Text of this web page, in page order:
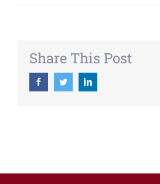
Share This Post
FacebookTwitterLinkedin